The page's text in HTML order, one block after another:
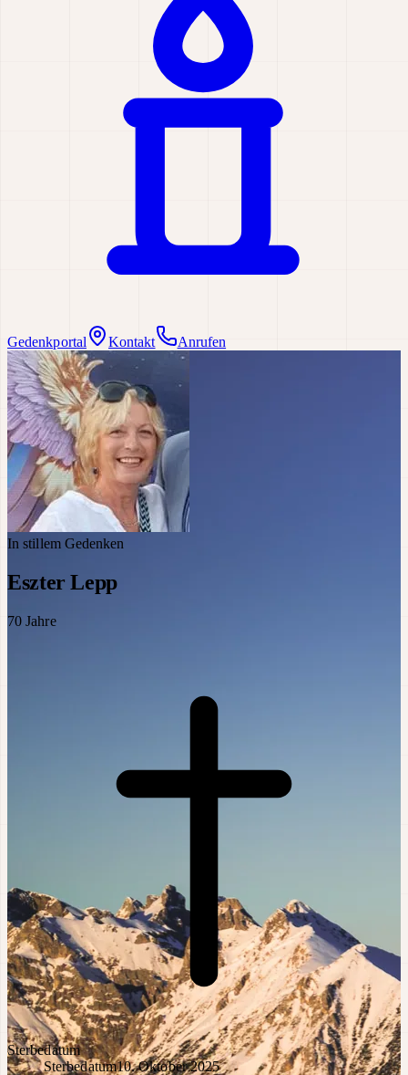
Gedenkportal Kontakt Anrufen
In stillem Gedenken
Eszter Lepp
70 Jahre
Sterbedatum
Sterbedatum10. Oktober 2025